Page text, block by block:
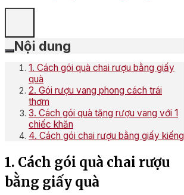
Nội dung
1. Cách gói quà chai rượu bằng giấy
quà
2. Gói rượu vang phong cách trái
thơm
3. Cách gói quà tặng rượu vang với 1
chiếc khăn
4. Cách gói chai rượu bằng giấy kiếng
1. Cách gói quà chai rượu
bằng giấy quà